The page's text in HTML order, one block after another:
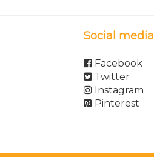
Social media
Facebook
Twitter
Instagram
Pinterest